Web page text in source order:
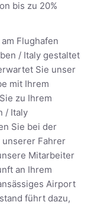
bis zu 20%
Flughafen
/ Italy gestaltet
Sie unser
mit Ihrem
zu Ihrem
/ Italy
Sie bei der
Fahrer
Mitarbeiter
an Ihrem
Airport
führt dazu,